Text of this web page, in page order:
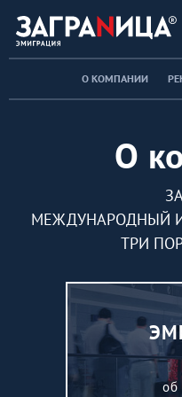
О КОМПАНИИ
О
МЕЖДУНАРОДНЫЙ
ТРИ
об